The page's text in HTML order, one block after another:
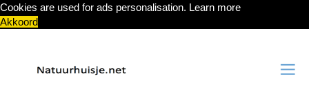
Cookies are used for ads personalisation. Learn more
Akkoord